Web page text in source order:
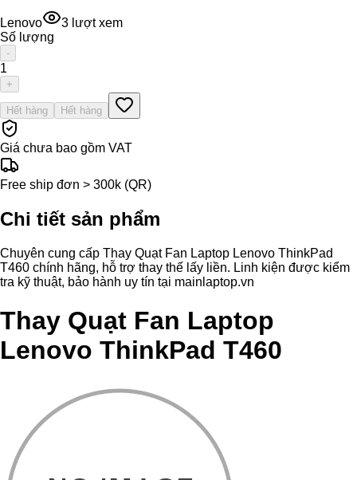
Lenovo 3 lượt xem
Số lượng
-
1
+
Hết hàng Hết hàng
Giá chưa bao gồm VAT
Free ship đơn > 300k (QR)
Chi tiết sản phẩm
Chuyên cung cấp Thay Quạt Fan Laptop Lenovo ThinkPad
T460 chính hãng, hỗ trợ thay thế lấy liền. Linh kiện được kiểm
tra kỹ thuật, bảo hành uy tín tại mainlaptop.vn
Thay Quạt Fan Laptop
Lenovo ThinkPad T460